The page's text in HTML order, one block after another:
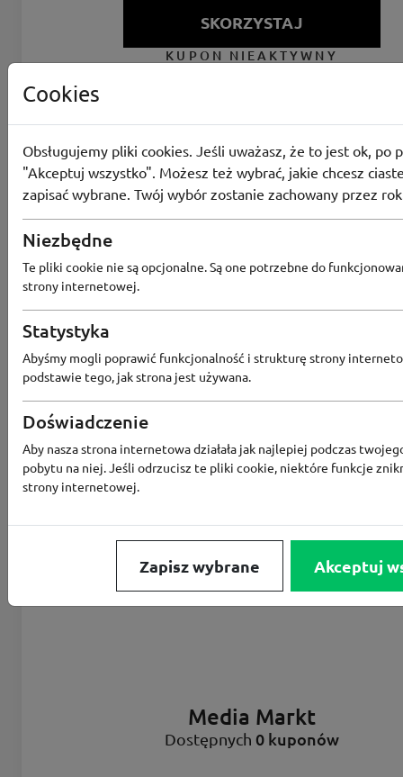
SKORZYSTAJ
KUPON NIEAKTYWNY
Media Markt
Dostępnych 0 kuponów
Cookies
Obsługujemy pliki cookies. Jeśli uważasz, że to jest ok, po
"Akceptuj wszystko". Możesz też wybrać, jakie chcesz
zapisać wybrane. Twój wybór zostanie zachowany przez
Niezbędne
Te pliki cookie nie są opcjonalne. Są one potrzebne do
strony internetowej.
Statystyka
Abyśmy mogli poprawić funkcjonalność i strukturę strony
podstawie tego, jak strona jest używana.
Doświadczenie
Aby nasza strona internetowa działała jak najlepiej podczas
pobytu na niej. Jeśli odrzucisz te pliki cookie, niektóre funkcje
strony internetowej.
Zapisz wybrane Akceptuj